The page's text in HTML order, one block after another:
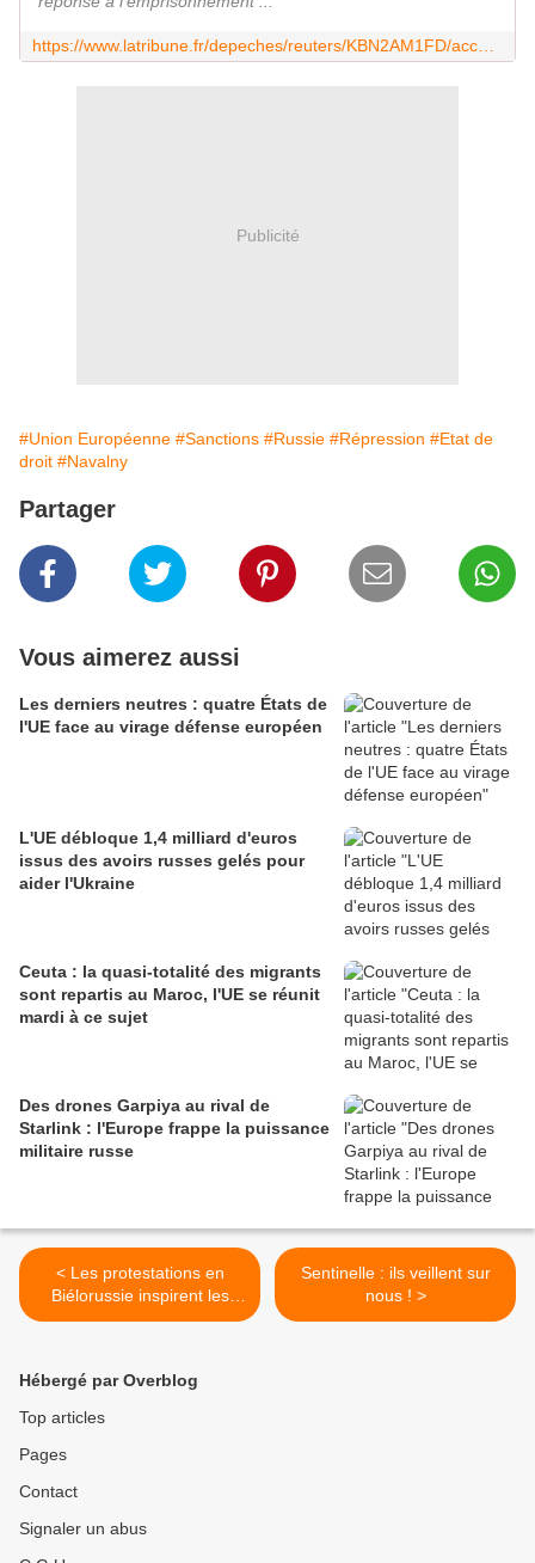
Publicité
#Union Européenne #Sanctions #Russie #Répression #Etat de
droit #Navalny
Partager
Vous aimerez aussi
Les derniers neutres : quatre États de
l'UE face au virage défense européen
L'UE débloque 1,4 milliard d'euros
issus des avoirs russes gelés pour
aider l'Ukraine
Ceuta : la quasi-totalité des migrants
sont repartis au Maroc, l'UE se réunit
mardi à ce sujet
Des drones Garpiya au rival de
Starlink : l'Europe frappe la puissance
militaire russe
< Les protestations en
Biélorussie inspirent les
Russes anti-Poutine
Sentinelle : ils veillent sur
nous ! >
Hébergé par Overblog
Top articles
Pages
Contact
Signaler un abus